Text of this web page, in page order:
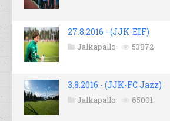
27.8.2016 - (JJK-EIF)
Jalkapallo 53872
3.8.2016 - (JJK-FC Jazz)
Jalkapallo 65001